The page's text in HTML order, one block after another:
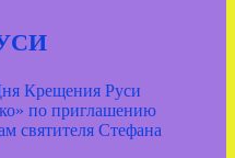
Крещения Руси
по приглашению
святителя Стефана